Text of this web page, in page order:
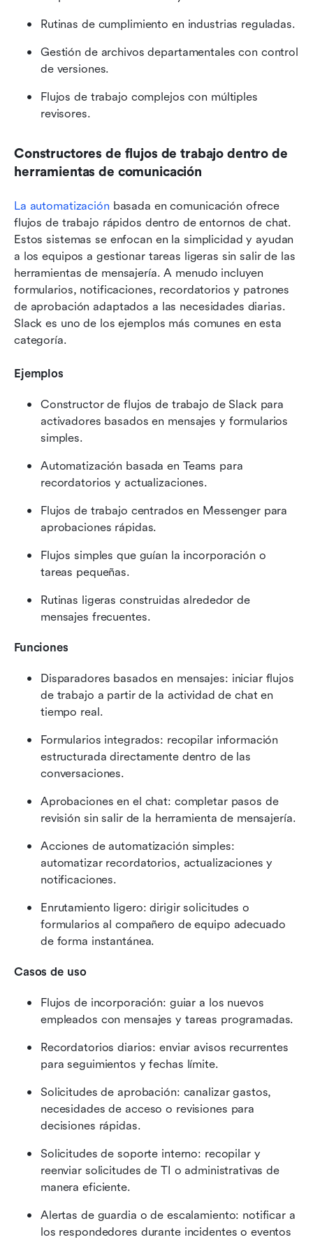
Rutinas de cumplimiento en industrias reguladas.
Gestión de archivos departamentales con control
de versiones.
Flujos de trabajo complejos con múltiples
revisores.
Constructores de flujos de trabajo dentro de
herramientas de comunicación
La automatización basada en comunicación ofrece
flujos de trabajo rápidos dentro de entornos de chat.
Estos sistemas se enfocan en la simplicidad y ayudan
a los equipos a gestionar tareas ligeras sin salir de las
herramientas de mensajería. A menudo incluyen
formularios, notificaciones, recordatorios y patrones
de aprobación adaptados a las necesidades diarias.
Slack es uno de los ejemplos más comunes en esta
categoría.
Ejemplos
Constructor de flujos de trabajo de Slack para
activadores basados en mensajes y formularios
simples.
Automatización basada en Teams para
recordatorios y actualizaciones.
Flujos de trabajo centrados en Messenger para
aprobaciones rápidas.
Flujos simples que guían la incorporación o
tareas pequeñas.
Rutinas ligeras construidas alrededor de
mensajes frecuentes.
Funciones
Disparadores basados en mensajes: iniciar flujos
de trabajo a partir de la actividad de chat en
tiempo real.
Formularios integrados: recopilar información
estructurada directamente dentro de las
conversaciones.
Aprobaciones en el chat: completar pasos de
revisión sin salir de la herramienta de mensajería.
Acciones de automatización simples:
automatizar recordatorios, actualizaciones y
notificaciones.
Enrutamiento ligero: dirigir solicitudes o
formularios al compañero de equipo adecuado
de forma instantánea.
Casos de uso
Flujos de incorporación: guiar a los nuevos
empleados con mensajes y tareas programadas.
Recordatorios diarios: enviar avisos recurrentes
para seguimientos y fechas límite.
Solicitudes de aprobación: canalizar gastos,
necesidades de acceso o revisiones para
decisiones rápidas.
Solicitudes de soporte interno: recopilar y
reenviar solicitudes de TI o administrativas de
manera eficiente.
Alertas de guardia o de escalamiento: notificar a
los respondedores durante incidentes o eventos